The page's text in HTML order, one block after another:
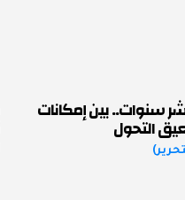
سنوات.. بين إمكانات
التحول